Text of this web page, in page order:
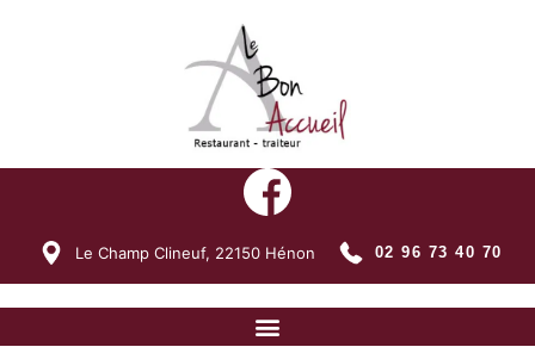
Le Champ Clineuf, 22150 Hénon 02 96 73 40 70